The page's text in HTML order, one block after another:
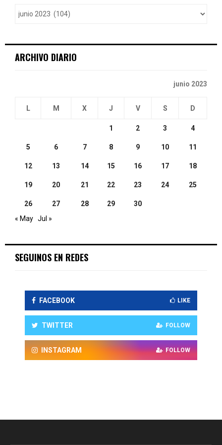
ARCHIVO DIARIO
junio 2023
L M X J V S D
1 2 3 4
5 6 7 8 9 10 11
12 13 14 15 16 17 18
19 20 21 22 23 24 25
26 27 28 29
30
« May Jul »
SEGUINOS EN REDES
FACEBOOK LIKE
TWITTER FOLLOW
INSTAGRAM FOLLOW